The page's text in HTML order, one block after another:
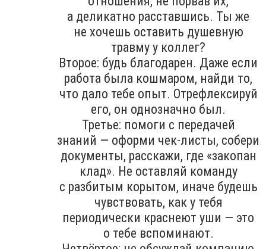
а деликатно расставшись. Ты же
не хочешь оставить душевную
травму у коллег?
Второе: будь благодарен. Даже если
работа была кошмаром, найди то,
что дало тебе опыт. Отрефлексируй
его, он однозначно был.
Третье: помоги с передачей
знаний — оформи чек-листы, собери
документы, расскажи, где «закопан
клад». Не оставляй команду
с разбитым корытом, иначе будешь
чувствовать, как у тебя
периодически краснеют уши — это
о тебе вспоминают.